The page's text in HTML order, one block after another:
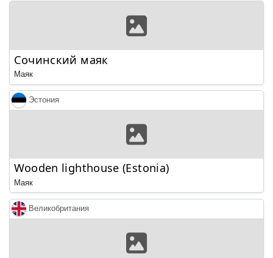
Сочинский маяк
Маяк
Эстония
Wooden lighthouse (Estonia)
Маяк
Великобритания